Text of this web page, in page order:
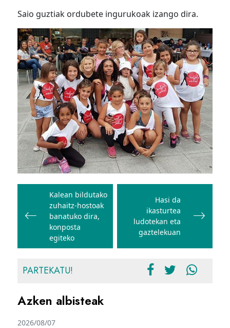
Saio guztiak ordubete ingurukoak izango dira.
Bidalketetan
zehar
nabigatu
Kalean bildutako
zuhaitz-hostoak
banatuko dira,
konposta
egiteko
Hasi da
ikasturtea
ludotekan eta
gaztelekuan
PARTEKATU!
Azken albisteak
2026/08/07